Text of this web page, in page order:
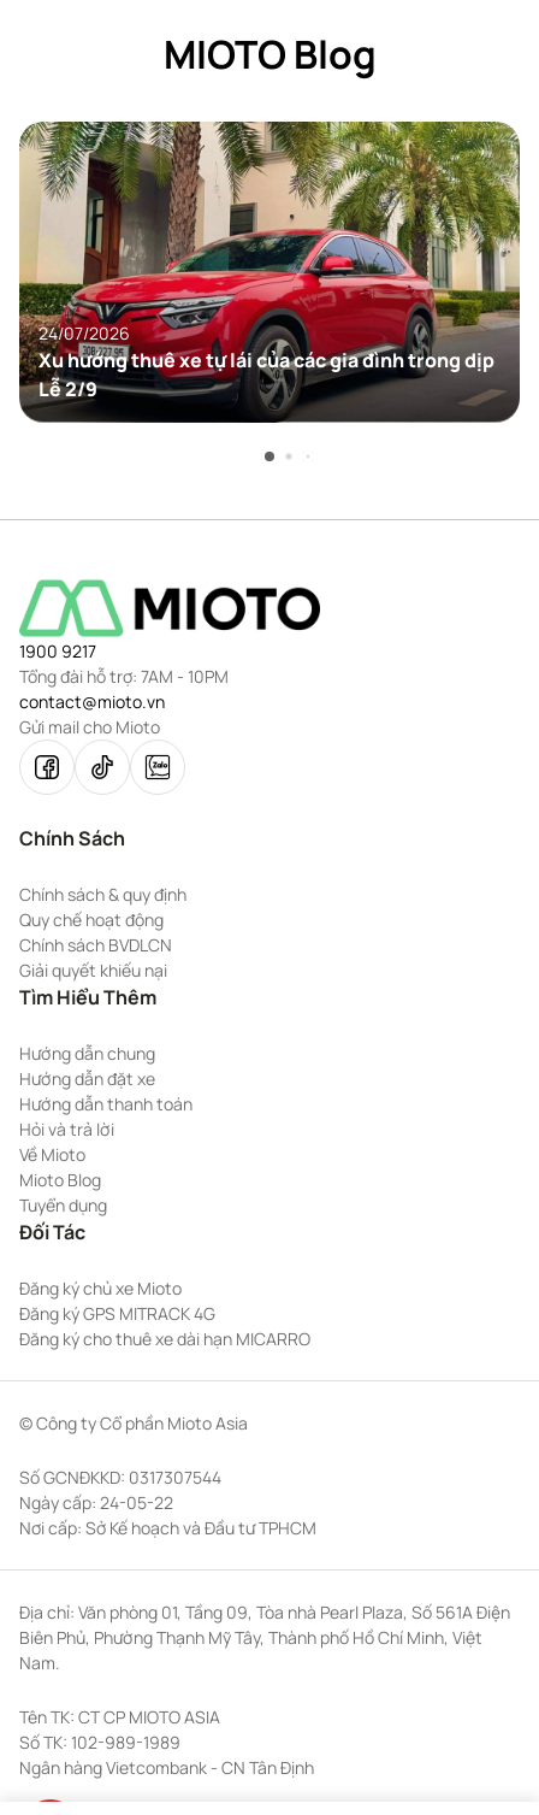
MIOTO Blog
24/07/2026
Xu hướng thuê xe tự lái của các gia đình trong dịp
Lễ 2/9
1900 9217
Tổng đài hỗ trợ: 7AM - 10PM
contact@mioto.vn
Gửi mail cho Mioto
Chính Sách
Chính sách & quy định
Quy chế hoạt động
Chính sách BVDLCN
Giải quyết khiếu nại
Tìm Hiểu Thêm
Hướng dẫn chung
Hướng dẫn đặt xe
Hướng dẫn thanh toán
Hỏi và trả lời
Về Mioto
Mioto Blog
Tuyển dụng
Đối Tác
Đăng ký chủ xe Mioto
Đăng ký GPS MITRACK 4G
Đăng ký cho thuê xe dài hạn MICARRO
©Công ty Cổ phần Mioto Asia
Số GCNĐKKD: 0317307544
Ngày cấp: 24-05-22
Nơi cấp: Sở Kế hoạch và Đầu tư TPHCM
Địa chỉ: Văn phòng 01, Tầng 09, Tòa nhà Pearl Plaza, Số 561A Điện
Biên Phủ, Phường Thạnh Mỹ Tây, Thành phố Hồ Chí Minh, Việt
Nam.
Tên TK: CT CP MIOTO ASIA
Số TK: 102-989-1989
Ngân hàng Vietcombank - CN Tân Định